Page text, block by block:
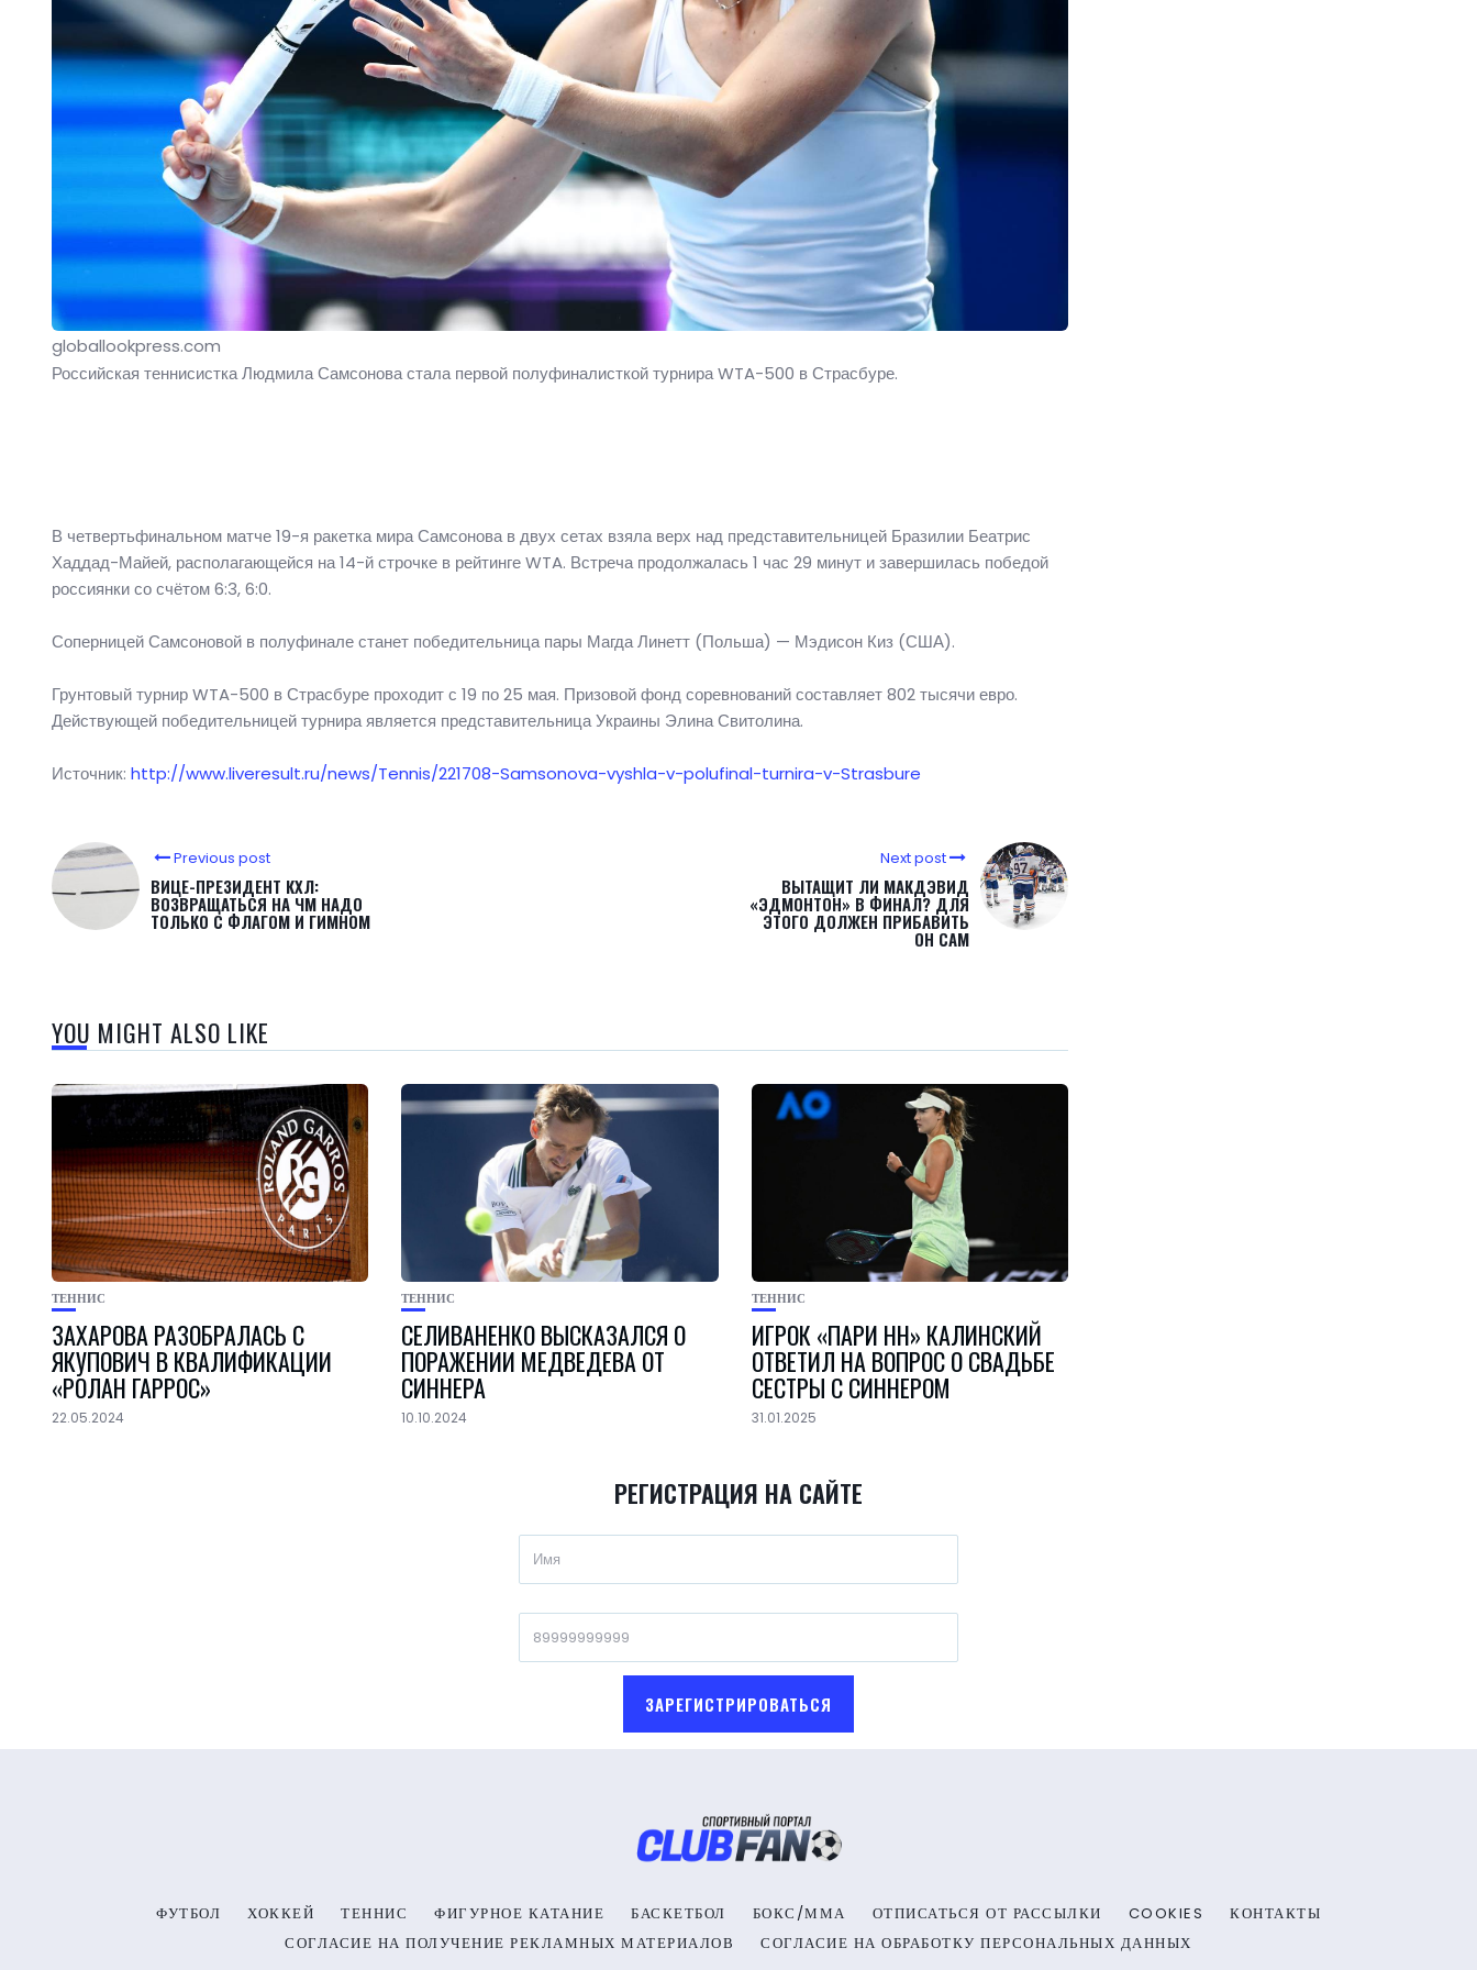
globallookpress.com
Российская теннисистка Людмила Самсонова стала первой полуфиналисткой турнира WTA-500 в Страсбуре.
В четвертьфинальном матче 19-я ракетка мира Самсонова в двух сетах взяла верх над представительницей Бразилии Беатрис
Хаддад-Майей, располагающейся на 14-й строчке в рейтинге WTA. Встреча продолжалась 1 час 29 минут и завершилась победой
россиянки со счётом 6:3, 6:0.
Соперницей Самсоновой в полуфинале станет победительница пары Магда Линетт (Польша) — Мэдисон Киз (США).
Грунтовый турнир WTA-500 в Страсбуре проходит с 19 по 25 мая. Призовой фонд соревнований составляет 802 тысячи евро.
Действующей победительницей турнира является представительница Украины Элина Свитолина.
Источник: http://www.liveresult.ru/news/Tennis/221708-Samsonova-vyshla-v-polufinal-turnira-v-Strasbure
Previous post
ВИЦЕ-ПРЕЗИДЕНТ КХЛ:
ВОЗВРАЩАТЬСЯ НА ЧМ НАДО
ТОЛЬКО С ФЛАГОМ И ГИМНОМ
Next post
ВЫТАЩИТ ЛИ МАКДЭВИД
«ЭДМОНТОН» В ФИНАЛ? ДЛЯ
ЭТОГО ДОЛЖЕН ПРИБАВИТЬ
ОН САМ
YOU MIGHT ALSO LIKE
ТЕННИС
ЗАХАРОВА РАЗОБРАЛАСЬ С
ЯКУПОВИЧ В КВАЛИФИКАЦИИ
«РОЛАН ГАРРОС»
22.05.2024
ТЕННИС
СЕЛИВАНЕНКО ВЫСКАЗАЛСЯ О
ПОРАЖЕНИИ МЕДВЕДЕВА ОТ
СИННЕРА
10.10.2024
ТЕННИС
ИГРОК «ПАРИ НН» КАЛИНСКИЙ
ОТВЕТИЛ НА ВОПРОС О СВАДЬБЕ
СЕСТРЫ С СИННЕРОМ
31.01.2025
РЕГИСТРАЦИЯ НА САЙТЕ
ЗАРЕГИСТРИРОВАТЬСЯ
ФУТБОЛ ХОККЕЙ ТЕННИС ФИГУРНОЕ КАТАНИЕ БАСКЕТБОЛ БОКС/ММА ОТПИСАТЬСЯ ОТ РАССЫЛКИ COOKIES
КОНТАКТЫ
СОГЛАСИЕ НА ПОЛУЧЕНИЕ РЕКЛАМНЫХ МАТЕРИАЛОВ
СОГЛАСИЕ НА ОБРАБОТКУ ПЕРСОНАЛЬНЫХ ДАННЫХ